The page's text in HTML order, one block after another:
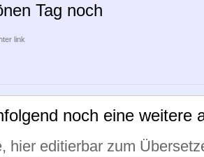
Tag noch
link
noch eine weitere
hier editierbar zum